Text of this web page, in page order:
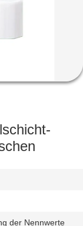
der Nennwerte